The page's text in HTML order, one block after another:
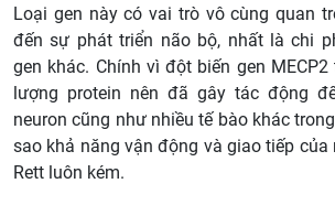
Loại gen này có vai trò vô cùng quan
đến sự phát triển não bộ, nhất là chi
gen khác. Chính vì đột biến gen
lượng protein nên đã gây tác động
neuron cũng như nhiều tế bào khác
sao khả năng vận động và giao tiếp
Rett luôn kém.